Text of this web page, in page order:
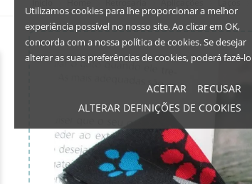
Utilizamos cookies para lhe proporcionar a melhor
experiência possível no nosso site. Ao clicar em OK,
concorda com a nossa política de cookies. Se desejar
alterar as suas preferências de cookies, poderá fazê-lo
ACEITAR
RECUSAR
ALTERAR DEFINIÇÕES DE COOKIES